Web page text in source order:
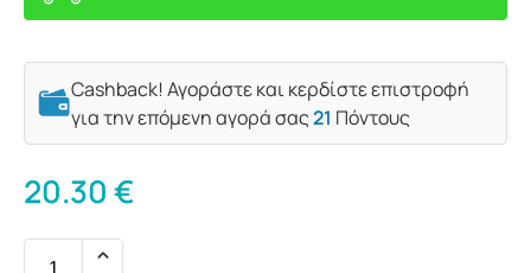
Cashback! Αγοράστε και κερδίστε επιστροφή
για την επόμενη αγορά σας21 Πόντους
20.30€